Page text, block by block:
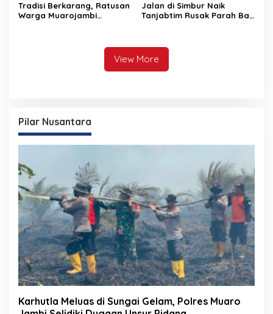
Tradisi Berkarang, Ratusan
Warga Muarojambi
Jalan di Simbur Naik
Tanjabtim Rusak Parah Bak
View More
Pilar Nusantara
Karhutla Meluas di Sungai Gelam, Polres Muaro